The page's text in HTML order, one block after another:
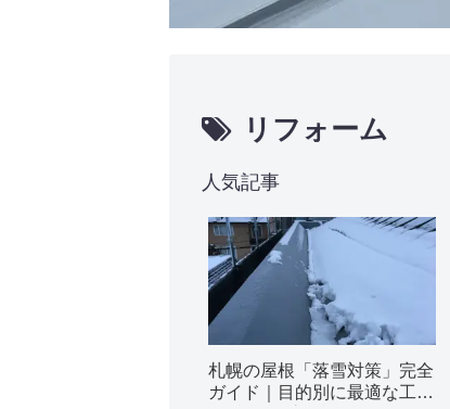
リフォーム
人気記事
札幌の屋根「落雪対策」完全
ガイド｜目的別に最適な工法